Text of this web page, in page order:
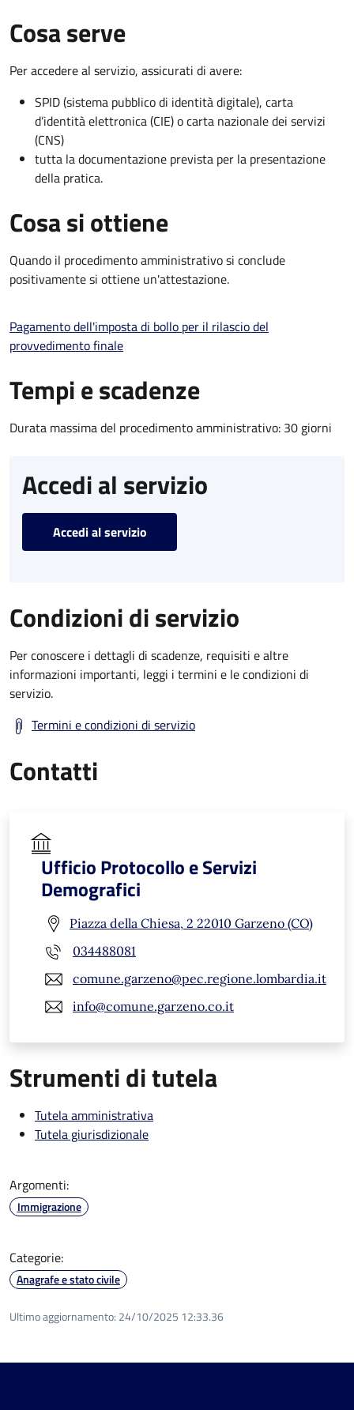
Cosa serve
Per accedere al servizio, assicurati di avere:
SPID (sistema pubblico di identità digitale), carta
d’identità elettronica (CIE) o carta nazionale dei servizi
(CNS)
tutta la documentazione prevista per la presentazione
della pratica.
Cosa si ottiene
Quando il procedimento amministrativo si conclude
positivamente si ottiene un'attestazione.
Pagamento dell'imposta di bollo per il rilascio del
provvedimento finale
Tempi e scadenze
Durata massima del procedimento amministrativo: 30 giorni
Accedi al servizio
Accedi al servizio
Condizioni di servizio
Per conoscere i dettagli di scadenze, requisiti e altre
informazioni importanti, leggi i termini e le condizioni di
servizio.
Termini e condizioni di servizio
Contatti
Ufficio Protocollo e Servizi
Demografici
Piazza della Chiesa, 2 22010 Garzeno (CO)
034488081
comune.garzeno@pec.regione.lombardia.it
info@comune.garzeno.co.it
Strumenti di tutela
Tutela amministrativa
Tutela giurisdizionale
Argomenti:
Immigrazione
Categorie:
Anagrafe e stato civile
Ultimo aggiornamento: 24/10/2025 12:33.36